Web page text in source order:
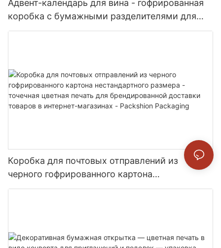
Адвент-календарь для вина - гофрированная
коробка с бумажными разделителями для
мини-бутылок и флаконов - Packshion
Коробка для почтовых отправлений из
черного гофрированного картона
нестандартного размера - точечная цветная